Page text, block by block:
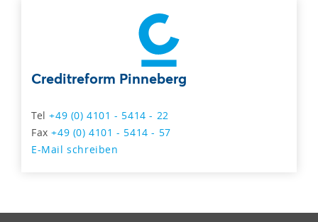
Creditreform Pinneberg
Tel+49 (0) 4101 - 5414 - 22
Fax+49 (0) 4101 - 5414 - 57
E-Mail schreiben